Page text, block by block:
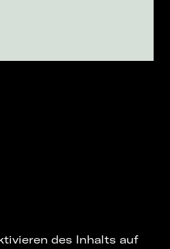
des Inhalts auf